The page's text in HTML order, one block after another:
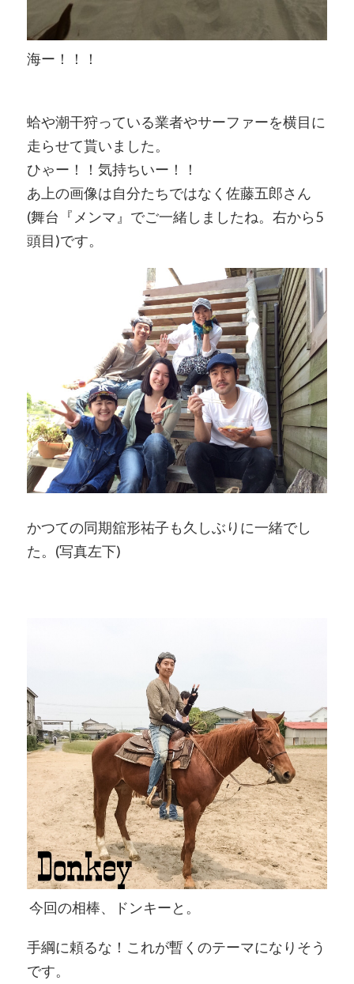
海ー！！！
蛤や潮干狩っている業者やサーファーを横目に
走らせて貰いました。
ひゃー！！気持ちいー！！
あ上の画像は自分たちではなく佐藤五郎さん
(舞台『メンマ』でご一緒しましたね。右から5
頭目)です。
かつての同期舘形祐子も久しぶりに一緒でし
た。(写真左下)
今回の相棒、ドンキーと。
手綱に頼るな！これが暫くのテーマになりそう
です。